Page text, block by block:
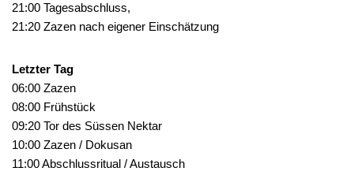
21:00 Tagesabschluss,
21:20 Zazen nach eigener Einschätzung
Letzter Tag
06:00 Zazen
08:00 Frühstück
09:20 Tor des Süssen Nektar
10:00 Zazen / Dokusan
11:00 Abschlussritual / Austausch